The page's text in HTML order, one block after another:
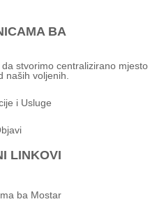
BA
stvorimo centralizirano mjesto
naših voljenih.
i Usluge
LINKOVI
ba Mostar